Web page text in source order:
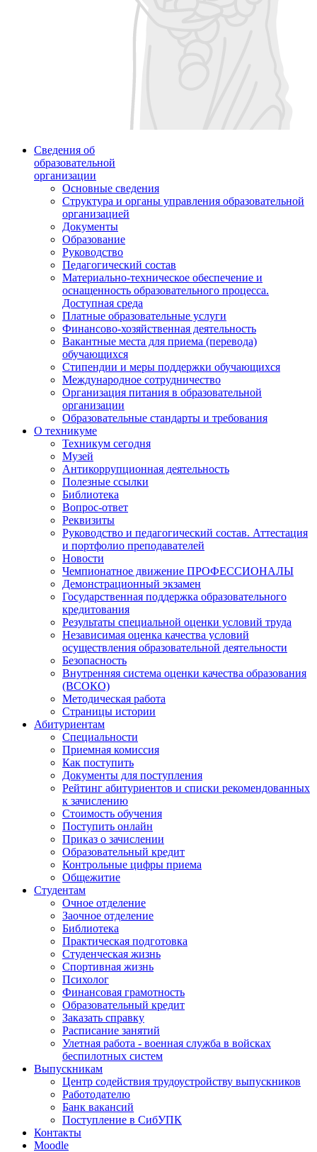
Сведения об
образовательной
организации
Основные сведения
Структура и органы управления образовательной
организацией
Документы
Образование
Руководство
Педагогический состав
Материально-техническое обеспечение и
оснащенность образовательного процесса.
Доступная среда
Платные образовательные услуги
Финансово-хозяйственная деятельность
Вакантные места для приема (перевода)
обучающихся
Стипендии и меры поддержки обучающихся
Международное сотрудничество
Организация питания в образовательной
организации
Образовательные стандарты и требования
О техникуме
Техникум сегодня
Музей
Антикоррупционная деятельность
Полезные ссылки
Библиотека
Вопрос-ответ
Реквизиты
Руководство и педагогический состав. Аттестация
и портфолио преподавателей
Новости
Чемпионатное движение ПРОФЕССИОНАЛЫ
Демонстрационный экзамен
Государственная поддержка образовательного
кредитования
Результаты специальной оценки условий труда
Независимая оценка качества условий
осуществления образовательной деятельности
Безопасность
Внутренняя система оценки качества образования
(ВСОКО)
Методическая работа
Страницы истории
Абитуриентам
Специальности
Приемная комиссия
Как поступить
Документы для поступления
Рейтинг абитуриентов и списки рекомендованных
к зачислению
Стоимость обучения
Поступить онлайн
Приказ о зачислении
Образовательный кредит
Контрольные цифры приема
Общежитие
Студентам
Очное отделение
Заочное отделение
Библиотека
Практическая подготовка
Студенческая жизнь
Спортивная жизнь
Психолог
Финансовая грамотность
Образовательный кредит
Заказать справку
Расписание занятий
Улетная работа - военная служба в войсках
беспилотных систем
Выпускникам
Центр содействия трудоустройству выпускников
Работодателю
Банк вакансий
Поступление в СибУПК
Контакты
Moodle